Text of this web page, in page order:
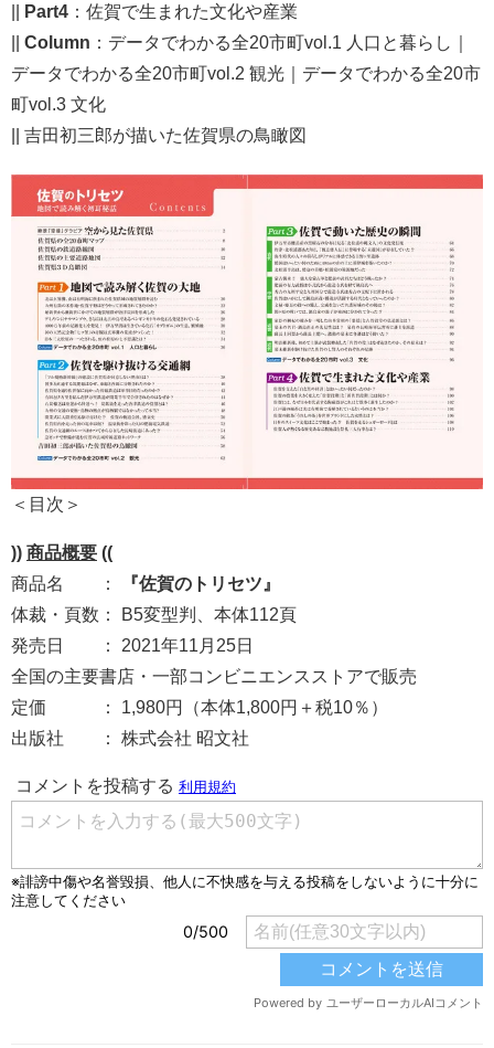
Part4 ：佐賀で生まれた文化や産業
Column ：データでわかる全20市町vol.1 人口と暮らし｜
データでわかる全20市町vol.2 観光｜データでわかる全20市
町vol.3 文化
|| 吉田初三郎が描いた佐賀県の鳥瞰図
＜目次＞
)) 商品概要 ((
商品名 ：
『佐賀のトリセツ』
体裁・頁数： B5変型判、本体112頁
発売日 ： 2021年11月25日
全国の主要書店・一部コンビニエンスストアで販売
定価 ： 1,980円（本体1,800円＋税10％）
出版社 ： 株式会社 昭文社